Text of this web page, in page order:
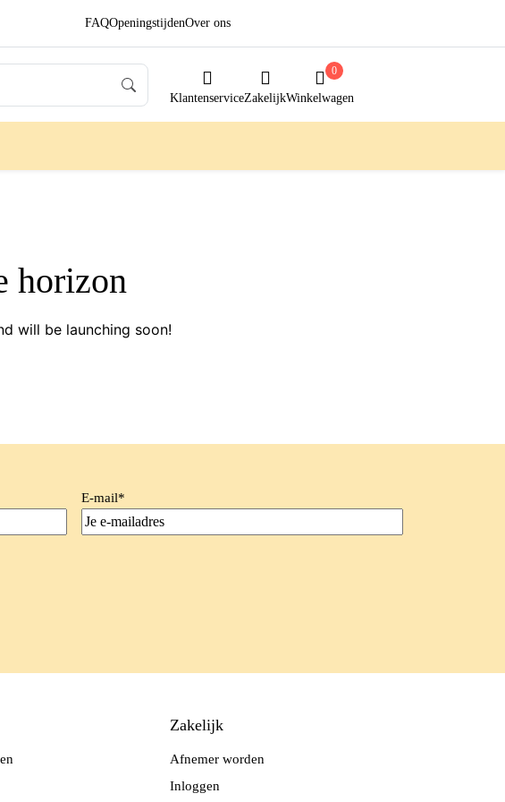
FAQOpeningstijdenOver ons
KlantenserviceZakelijkWinkelwagen
0
horizon
will be launching soon!
E-mail*
Zakelijk
Afnemer worden
Inloggen